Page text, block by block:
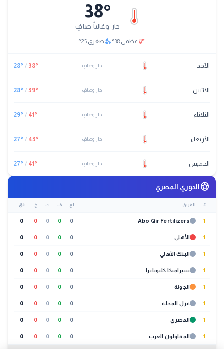
38°
حار وغالباً صافٍ
thermostat عظمى 38
°
nights_stay صغرى25
°
الأحد حار وصافٍ 38°
/
28°
الاثنين حار وصافٍ 39°
/
28°
الثلاثاء حار وصافٍ 41°
/
29°
الأربعاء حار وصافٍ 43°
/
27°
الخميس حار وصافٍ 41°
/
27°
sports_soccerالدوري المصري
# الفريق لع ف ت خ نق
1
Abo Qir Fertilizers
0
0
0
0
0
1 الأهلي 0
0
0
0
0
1 البنك الأهلي 0
0
0
0
0
1 سيراميكا كليوباترا 0
0
0
0
0
1 الجونة 0
0
0
0
0
1 غزل المحلة 0
0
0
0
0
1 المصري 0
0
0
0
0
1 المقاولون العرب 0
0
0
0
0